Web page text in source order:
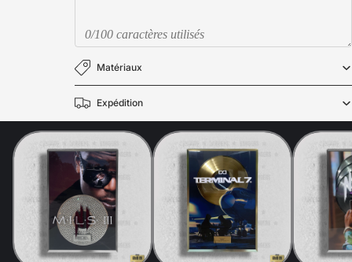
0/100 caractères utilisés
Matériaux
Expédition
Politique de confidentialité
Politique de remboursement
Mentions légales